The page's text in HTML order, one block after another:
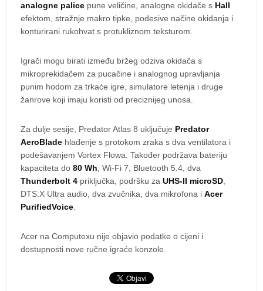
analogne palice pune veličine, analogne okidače s Hall
efektom, stražnje makro tipke, podesive načine okidanja i
konturirani rukohvat s protukliznom teksturom.
Igrači mogu birati između bržeg odziva okidača s
mikroprekidačem za pucačine i analognog upravljanja
punim hodom za trkaće igre, simulatore letenja i druge
žanrove koji imaju koristi od preciznijeg unosa.
Za dulje sesije, Predator Atlas 8 uključuje Predator
AeroBlade hlađenje s protokom zraka s dva ventilatora i
podešavanjem Vortex Flowa. Također podržava bateriju
kapaciteta do 80 Wh, Wi-Fi 7, Bluetooth 5.4, dva
Thunderbolt 4 priključka, podršku za UHS-II microSD,
DTS:X Ultra audio, dva zvučnika, dva mikrofona i Acer
PurifiedVoice.
Acer na Computexu nije objavio podatke o cijeni i
dostupnosti nove ručne igraće konzole.